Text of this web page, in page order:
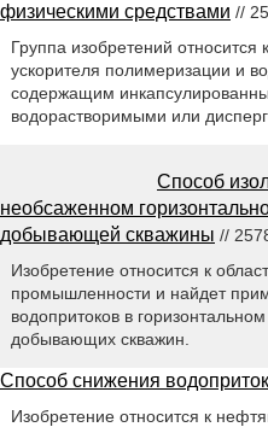
физическими средствами //
Группа изобретений относится
ускорителя полимеризации и
содержащим
водорастворимыми или
Способ
необсаженном
добывающей скважины //
Изобретение относится к
промышленности и найдет
водопритоков в
добывающих скважин.
Способ снижения
Изобретение относится к